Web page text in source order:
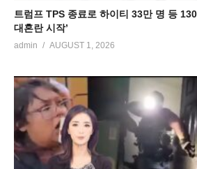
트럼프 TPS 종료로 하이티 33만 명 등
대혼란 시작’
admin AUGUST 1, 2026